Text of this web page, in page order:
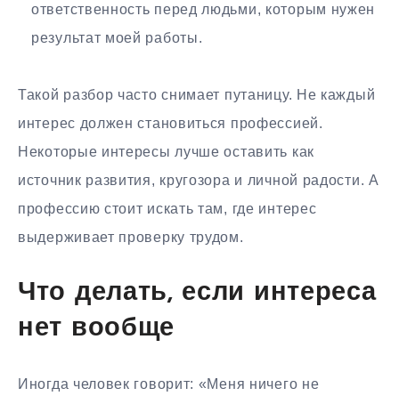
ответственность перед людьми, которым нужен
результат моей работы.
Такой разбор часто снимает путаницу. Не каждый
интерес должен становиться профессией.
Некоторые интересы лучше оставить как
источник развития, кругозора и личной радости. А
профессию стоит искать там, где интерес
выдерживает проверку трудом.
Что делать, если интереса
нет вообще
Иногда человек говорит: «Меня ничего не